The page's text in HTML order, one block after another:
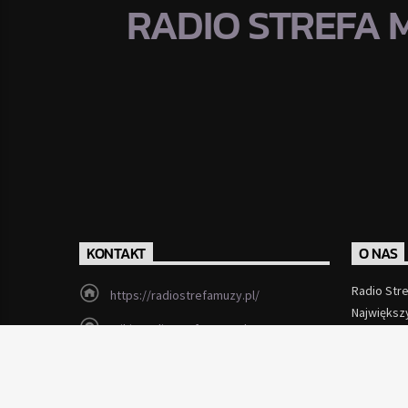
RADIO STREFA
KONTAKT
https://radiostrefamuzy.pl/
miki@radiostrefamuzy.pl
O NAS
Radio